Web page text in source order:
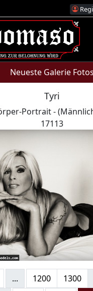
Neueste Galerie Fotos
Tyri
Portrait -
17113
... 1200 1300